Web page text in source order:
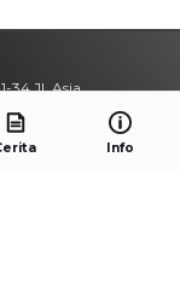
34 Jl. Asia
Gelora,
Ibukota
Info